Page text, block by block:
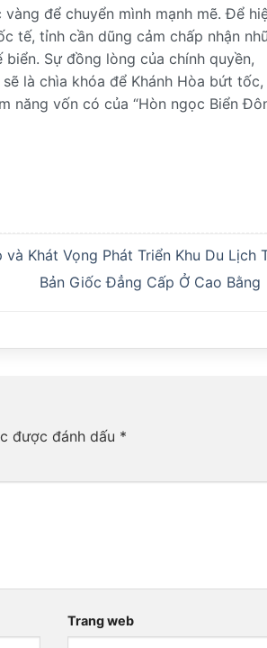
để chuyển mình mạnh mẽ. Để
tế, tỉnh cần dũng cảm chấp nhận
Sự đồng lòng của chính quyền,
là chìa khóa để Khánh Hòa bứt tốc,
vốn có của “Hòn ngọc Biển
và Khát Vọng Phát Triển Khu Du Lịch
Bản Giốc Đẳng Cấp Ở Cao Bằng
được đánh dấu *
Trang web